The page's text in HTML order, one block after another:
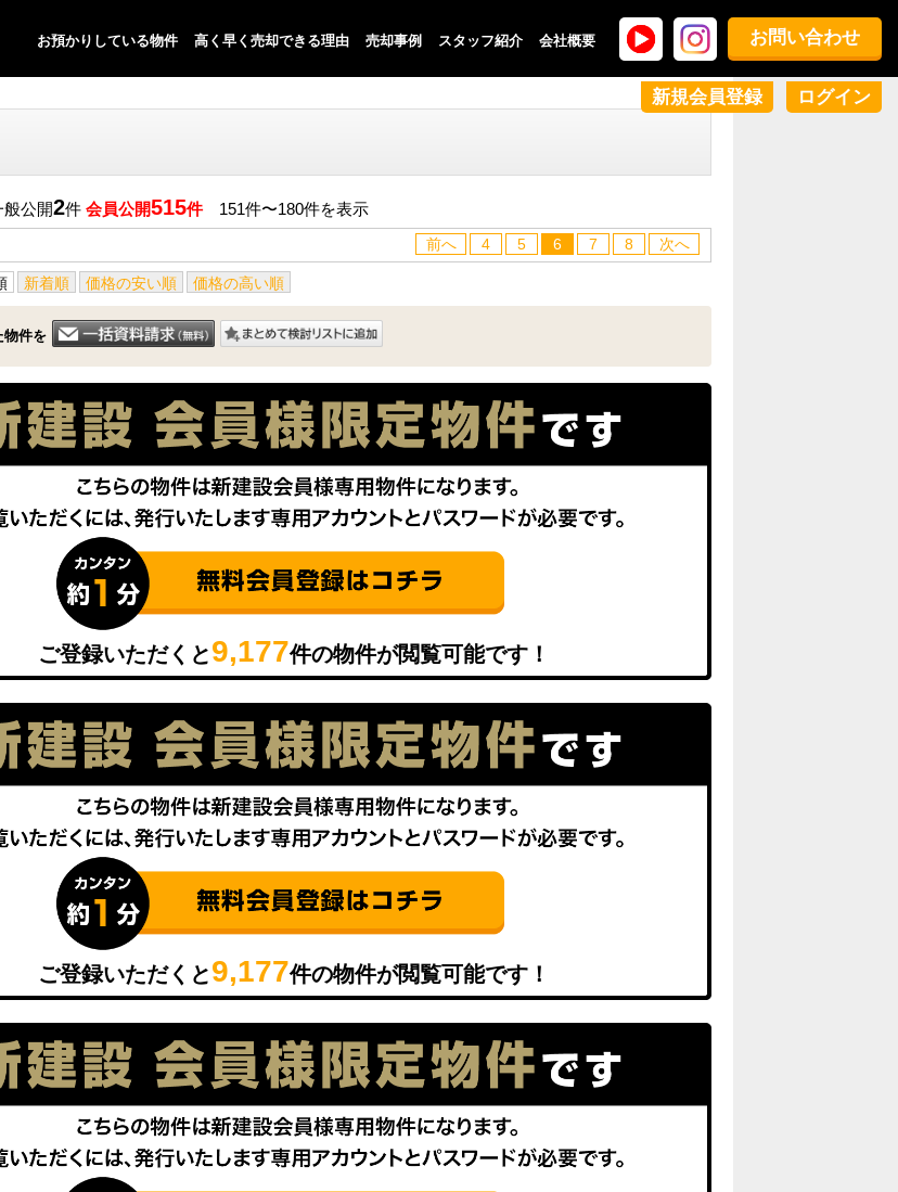
お預かりしている物件 高く早く売却できる理由 売却事例 スタッフ紹介 会社概要
新規会員登録 ログイン
お問い合わせ
般公開2件 会員公開515件151件〜180件を表示
前へ 4 5 6 7 8 次へ
新着順 価格の安い順 価格の高い順
物件を
ご登録いただくと9,177件の物件が閲覧可能です！
ご登録いただくと9,177件の物件が閲覧可能です！